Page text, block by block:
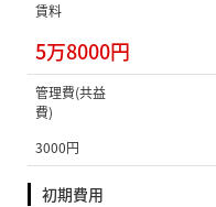
賃料
5万8000円
管理費(共益
費)
3000円
初期費用